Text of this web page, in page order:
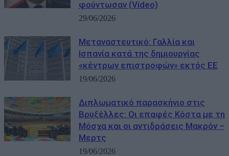
φούντωσαν (Video)
29/06/2026
Μεταναστευτικό: Γαλλία και
Ισπανία κατά της δημιουργίας
«κέντρων επιστροφών» εκτός ΕΕ
19/06/2026
Διπλωματικό παρασκήνιο στις
Βρυξέλλες: Οι επαφές Κόστα με τη
Μόσχα και οι αντιδράσεις Μακρόν –
Μερτς
19/06/2026